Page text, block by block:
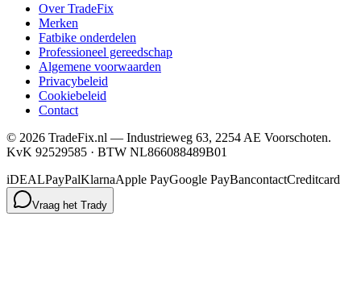
Over TradeFix
Merken
Fatbike onderdelen
Professioneel gereedschap
Algemene voorwaarden
Privacybeleid
Cookiebeleid
Contact
© 2026 TradeFix.nl — Industrieweg 63, 2254 AE Voorschoten.
KvK 92529585 · BTW NL866088489B01
iDEALPayPalKlarnaApple PayGoogle PayBancontactCreditcard
Vraag het Trady